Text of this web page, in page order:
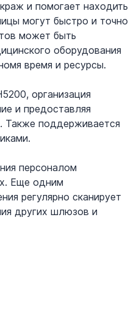
и помогает находить
могут быстро и точно
может быть
оборудования
время и ресурсы.
организация
и предоставляя
Также поддерживается
персоналом
Еще одним
регулярно сканирует
других шлюзов и